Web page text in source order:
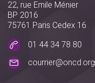
22, rue Emile Ménier
BP 2016
75761 Paris Cedex 16
01 44 34 78 80
courrier@oncd.org